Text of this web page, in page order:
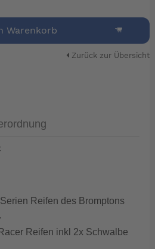
Warenkorb
Zurück zur Übersicht
Reifen des Bromptons
Reifen inkl 2x Schwalbe